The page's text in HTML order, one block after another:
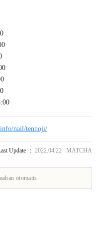
nail/tennoji/
Update ： 2022.04.22 MATCHA
otomatis.